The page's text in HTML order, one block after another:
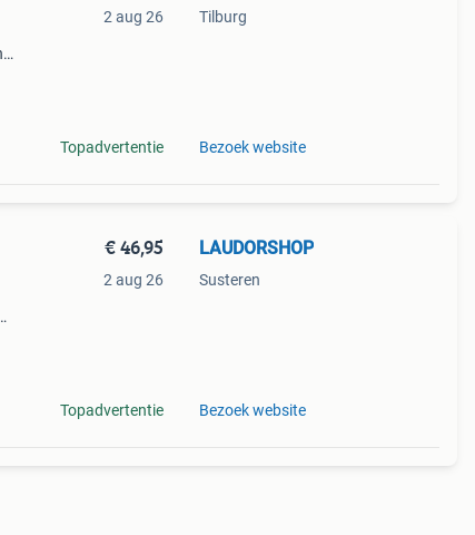
2 aug 26
Topadvertentie
Tilburg
Bezoek website
€ 46,95
2 aug 26
Topadvertentie
LAUDORSHOP
Susteren
Bezoek website